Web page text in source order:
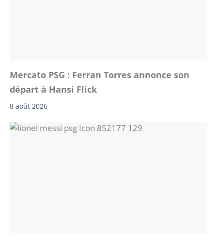
Mercato PSG : Ferran Torres annonce son
départ à Hansi Flick
8 août 2026